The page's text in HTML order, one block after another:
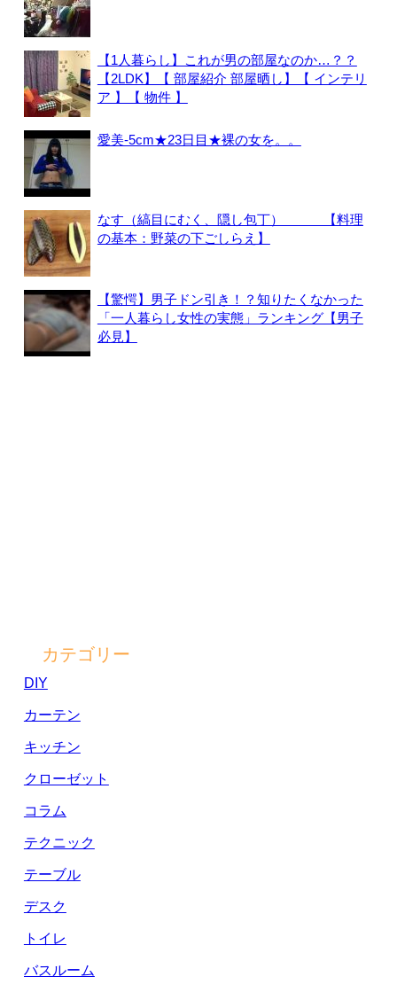
【1人暮らし】これが男の部屋なのか…？？
【2LDK】【 部屋紹介 部屋晒し】【 インテリ
ア 】【 物件 】
愛美-5cm★23日目★裸の女を。。
なす（縞目にむく、隠し包丁） 【料理
の基本：野菜の下ごしらえ】
【驚愕】男子ドン引き！？知りたくなかった
「一人暮らし女性の実態」ランキング【男子
必見】
カテゴリー
DIY
カーテン
キッチン
クローゼット
コラム
テクニック
テーブル
デスク
トイレ
バスルーム